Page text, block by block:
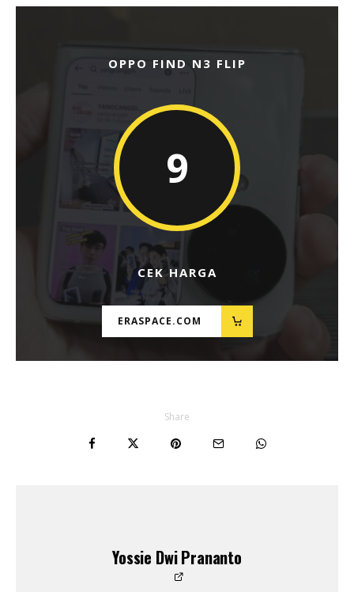
OPPO FIND N3 FLIP
9
CEK HARGA
ERASPACE.COM
Share
Yossie Dwi Prananto